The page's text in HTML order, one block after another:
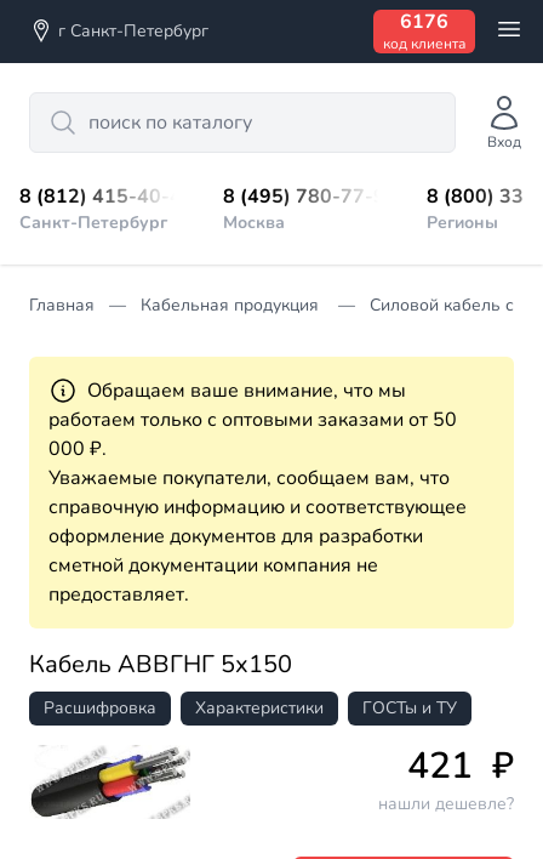
г Санкт-Петербург 6176
код клиента
Search
Вход
8 (812) 415-40-45
Санкт-Петербург
8 (495) 780-77-98
Москва
8 (800)
Регионы
Главная Кабельная продукция Силовой кабель с
Обращаем ваше внимание, что мы
работаем только с оптовыми заказами от 50
000 ₽.
Уважаемые покупатели, сообщаем вам, что
справочную информацию и соответствующее
оформление документов для разработки
сметной документации компания не
предоставляет.
Кабель АВВГНГ 5х150
Расшифровка Характеристики ГОСТы и ТУ
421 ₽
нашли дешевле?